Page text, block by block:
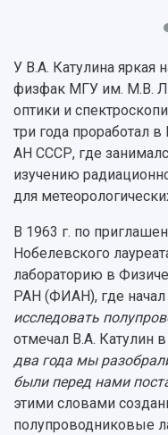
Институты и
Кафедры
Научные
Отделы и службы
Общественные
Институт
Инжиниринговый
Аграрный
Архив
Фирменный стиль
Устойчивое
Кампус
3D-тур по
Музеи
Учебный
Тестирование
знание русского
основ
Платные
Скидки на
Библиотека
Видеолекции
Противодействие
Научно-
Материальная
Подразделения
Результаты
деятельности
Конкурсы
Областной
Отчеты о научно-
деятельности
Журналы
Научные
Патенты
Публикации и
Отчеты о
У В.А. Катулина яркая
физфак МГУ им. М.В.
оптики и
три года проработал
АН СССР, где
изучению
для
В 1963 г. по
Нобелевского
лабораторию в
РАН (ФИАН), где начал
исследовать
отмечал В.А. Катулин
два года мы
были перед нами
этими словами
полупроводниковые